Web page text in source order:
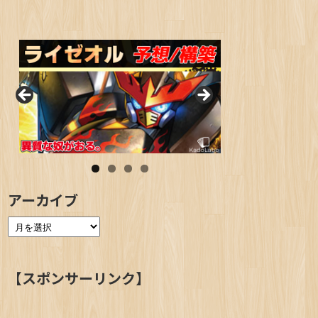
アーカイブ
【スポンサーリンク】